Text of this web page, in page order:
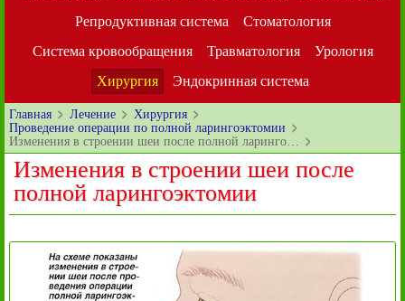
Репродуктивная система
Стоматология
Система кровообращения
Травматология
Урология
Хирургия
Эндокринная система
Главная Лечение
Хирургия
Проведение операции по полной ларингоэктомии
Изменения в строении шеи после полной ларинго…
Изменения в строении шеи после
полной ларингоэктомии